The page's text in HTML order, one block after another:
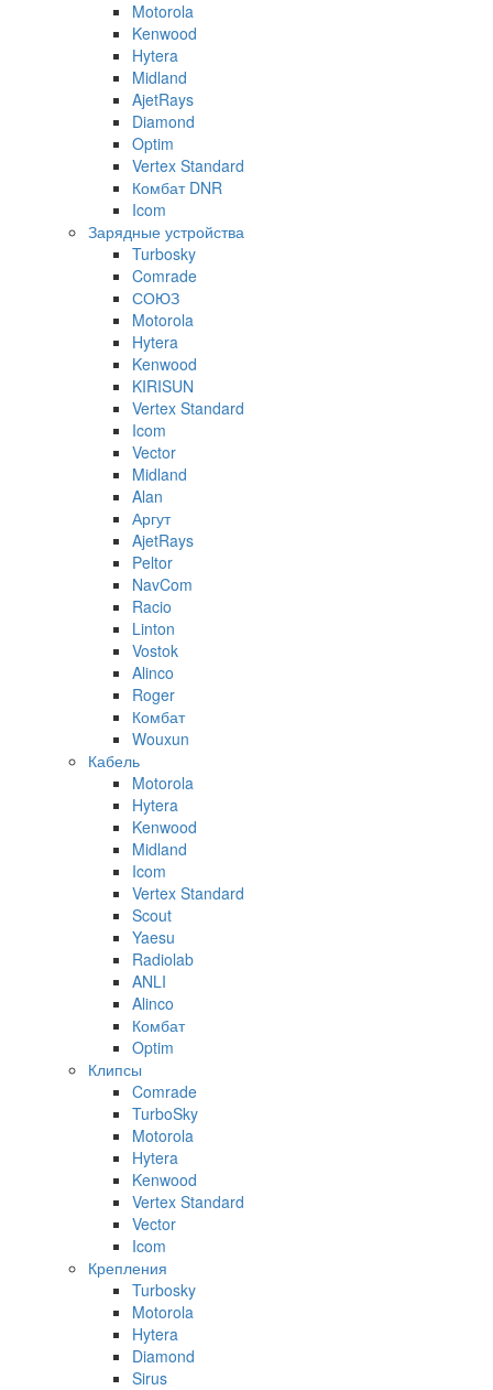
Motorola
Kenwood
Hytera
Midland
AjetRays
Diamond
Optim
Vertex Standard
Комбат DNR
Icom
Зарядные устройства
Turbosky
Comrade
СОЮЗ
Motorola
Hytera
Kenwood
KIRISUN
Vertex Standard
Icom
Vector
Midland
Alan
Аргут
AjetRays
Peltor
NavCom
Racio
Linton
Vostok
Alinco
Roger
Комбат
Wouxun
Кабель
Motorola
Hytera
Kenwood
Midland
Icom
Vertex Standard
Scout
Yaesu
Radiolab
ANLI
Alinco
Комбат
Optim
Клипсы
Comrade
TurboSky
Motorola
Hytera
Kenwood
Vertex Standard
Vector
Icom
Крепления
Turbosky
Motorola
Hytera
Diamond
Sirus